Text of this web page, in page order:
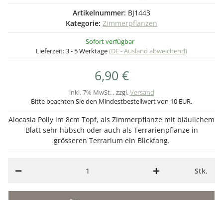
Artikelnummer: BJ1443
Kategorie: Zimmerpflanzen
Sofort verfügbar
Lieferzeit:3 - 5 Werktage(DE - Ausland abweichend)
6,90 €
inkl. 7% MwSt. , zzgl.Versand
Bitte beachten Sie den Mindestbestellwert von 10 EUR.
Alocasia Polly im 8cm Topf, als Zimmerpflanze mit bläulichem
Blatt sehr hübsch oder auch als Terrarienpflanze in
grösseren Terrarium ein Blickfang.
Stk.